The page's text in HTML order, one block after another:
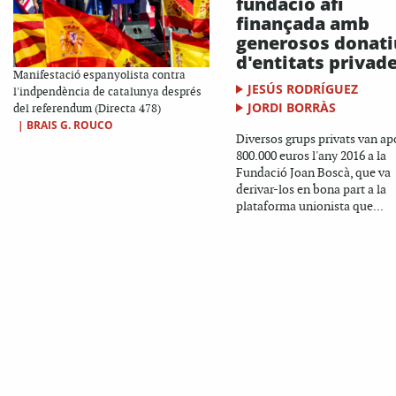
Manifestació espanyolista contra
l'indpendència de catalunya després
del referendum (Directa 478)
| BRAIS G. ROUCO
finançada amb
generosos
d'entitats
JESÚS RODRÍGUEZ
JORDI BORRÀS
Diversos grups privats van
800.000 euros l'any 2016 a la
Fundació Joan Boscà, que va
derivar-los en bona part a la
plataforma unionista que...